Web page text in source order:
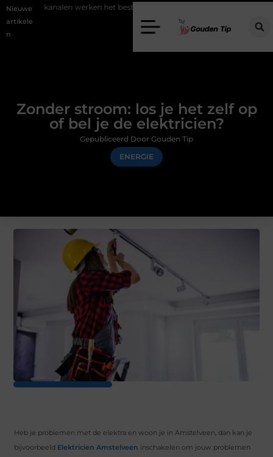
Nieuwe
artikele
n
werken het beste voor vastgoedmarketing?
Zonder stroom: los je het zelf op
of bel je de elektricien?
ENERGIE
Gepubliceerd Door Gouden Tip
Heb je problemen met de elektra en woon je in Amstelveen, dan kan je
bijvoorbeeld Elektricien Amstelveen inschakelen om jouw problemen